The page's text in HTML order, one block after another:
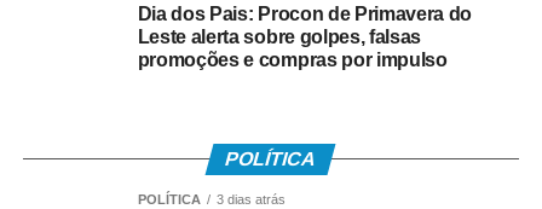
Dia dos Pais: Procon de Primavera do
Leste alerta sobre golpes, falsas
promoções e compras por impulso
POLÍTICA
POLÍTICA 3 dias atrás